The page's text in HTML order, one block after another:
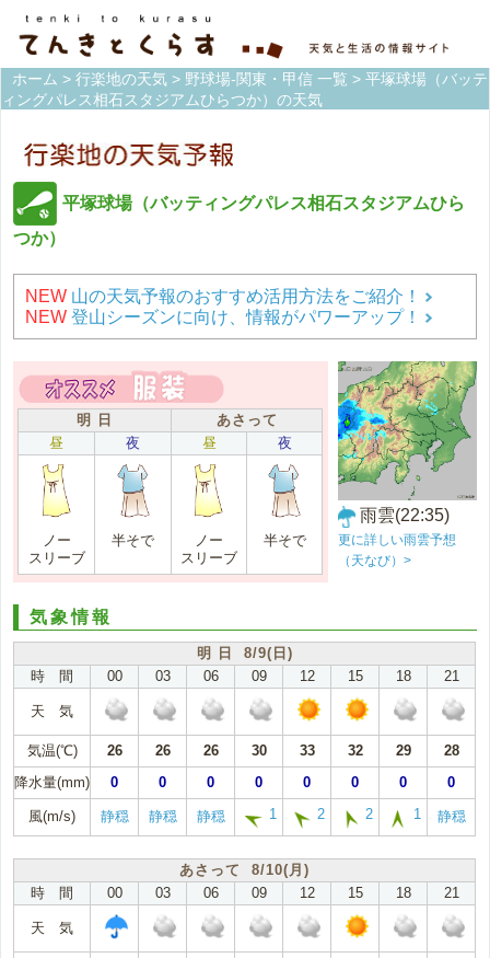
ホーム > 行楽地の天気 > 野球場-関東・甲信 一覧 > 平塚球場（バッテ
ィングパレス相石スタジアムひらつか）の天気
平塚球場（バッティングパレス相石スタジアムひら
つか）
NEW 山の天気予報のおすすめ活用方法をご紹介！
NEW 登山シーズンに向け、情報がパワーアップ！
明 日
あさって
昼
夜 昼 夜
ノー
スリーブ
半そで
ノー
スリーブ
半そで
雨雲(22:35)
更に詳しい雨雲予想
（天なび）>
気象情報
明 日 8/9(日)
時 間
00 03 06 09 12 15 18 21
天 気
気温(℃) 26 26 26 30 33 32 29
28
降水量(mm)
0 0 0 0 0 0 0 0
風(m/s) 静穏 静穏 静穏 1 2 2 1 静穏
あさって 8/10(月)
時 間
00 03 06 09 12 15 18 21
天 気